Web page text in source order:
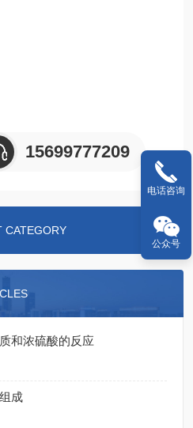
15699777209
CATEGORY
和浓硫酸的反应
成
电话咨询
公众号